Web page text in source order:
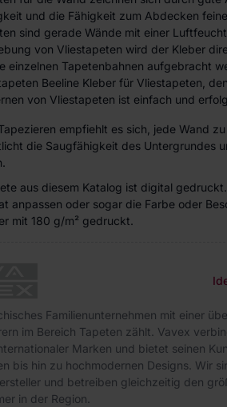
und die Fähigkeit zum Abdecken
sind gerade Wände mit einer
von Vliestapeten wird der Kleber
einzelnen Tapetenbahnen aufgebracht
Beeline Kleber für Vliestapeten,
von Vliestapeten ist einfach und
empfiehlt es sich, jede Wand
die Saugfähigkeit des Untergrundes
aus diesem Katalog ist digital
anpassen oder sogar die Farbe oder
mit 180 g/m² gedruckt.
Familienunternehmen mit einer
im Bereich Tapeten zählt. Vavex
Marken und bietet seinen
bis hin zu hochmodernen Designs. Wir
und betreiben gleichzeitig den
in der Region.